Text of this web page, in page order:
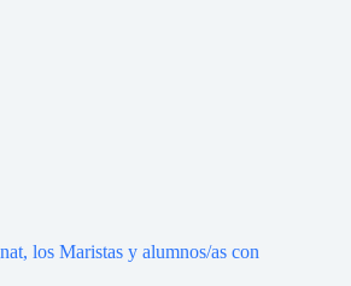
los Maristas y alumnos/as con